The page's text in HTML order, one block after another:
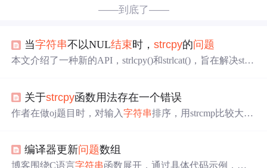
——到底了——
当字符串不以NUL结束时，strcpy的问题
本文介绍了一种新的API，strlcpy()和strlcat()，旨在解决strn
维护性。
关于strcpy函数用法存在一个错误
作者在做oj题目时，对输入字符串排序，用strcmp比较大小
码未考虑结束符‘\\0’长度，导致拷贝失败。
编译器更新问题数组
博客围绕C语言字符串函数展开，通过具体代码示例，分